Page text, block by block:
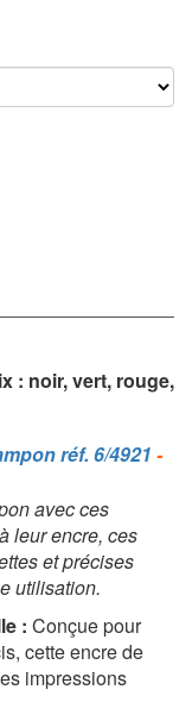
: noir, vert, rouge,
réf. 6/4921 -
avec ces
leur encre, ces
et précises
utilisation.
: Conçue pour
cette encre de
impressions